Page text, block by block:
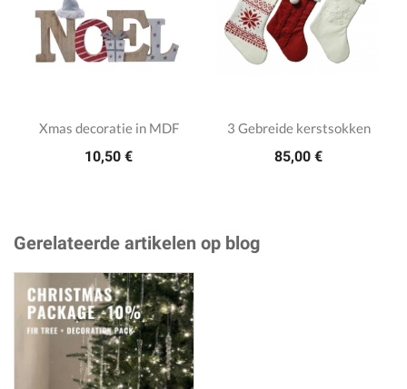
Xmas decoratie in MDF
10,50 €
3 Gebreide kerstsokken
85,00 €
Gerelateerde artikelen op blog